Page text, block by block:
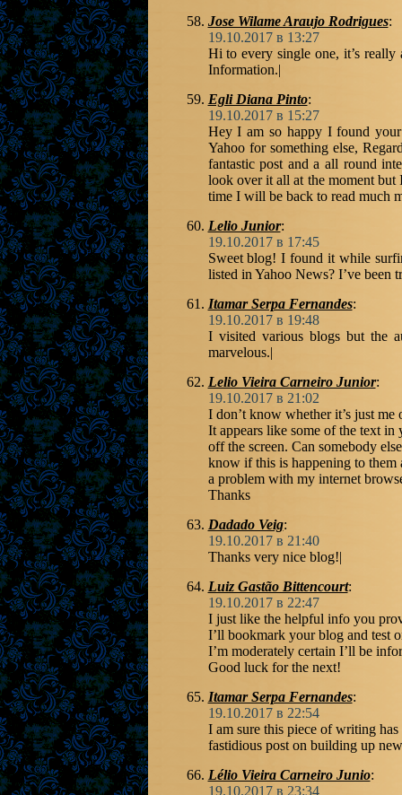
Jose Wilame Araujo Rodrigues:
19.10.2017 в 13:27
Hi to every single one, it’s
Information.|
Egli Diana Pinto:
19.10.2017 в 15:27
Hey I am so happy I found
Yahoo for something else,
fantastic post and a all round
look over it all at the moment but
time I will be back to read much
Lelio Junior:
19.10.2017 в 17:45
Sweet blog! I found it while
listed in Yahoo News? I’ve been
Itamar Serpa Fernandes:
19.10.2017 в 19:48
I visited various blogs but the
marvelous.|
Lelio Vieira Carneiro Junior:
19.10.2017 в 21:02
I don’t know whether it’s just
It appears like some of the text in
off the screen. Can somebody
know if this is happening to them
a problem with my internet
Thanks
Dadado Veig:
19.10.2017 в 21:40
Thanks very nice blog!|
Luiz Gastão Bittencourt:
19.10.2017 в 22:47
I just like the helpful info you
I’ll bookmark your blog and test
I’m moderately certain I’ll be
Good luck for the next!
Itamar Serpa Fernandes:
19.10.2017 в 22:54
I am sure this piece of writing
fastidious post on building up
Lélio Vieira Carneiro Junio:
19.10.2017 в 23:34